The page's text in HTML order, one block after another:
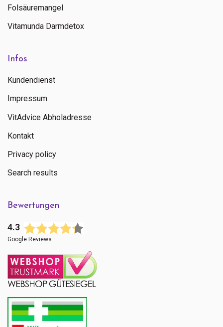
Folsäuremangel
Vitamunda Darmdetox
Infos
Kundendienst
Impressum
VitAdvice Abholadresse
Kontakt
Privacy policy
Search results
Bewertungen
4.3
Google Reviews